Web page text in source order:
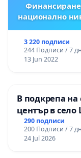
национално
3 220 подписи
244 Подписи / 7
13 Jun 2022
В подкрепа
център в село
290 подписи
200 Подписи / 7
24 Jul 2026